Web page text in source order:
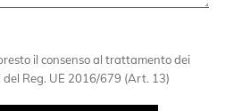
il consenso al trattamento dei
del Reg. UE 2016/679 (Art. 13)